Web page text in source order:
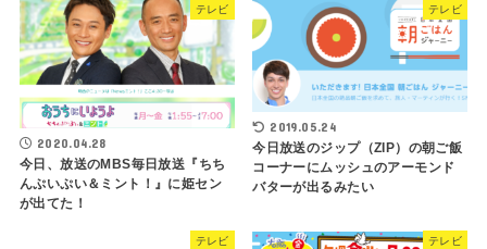
テレビ
2020.04.28
今日、放送のMBS毎日放送『ちち
んぷいぷい＆ミント！』に姫セン
が出てた！
テレビ
2019.05.24
今日放送のジップ（ZIP）の朝ご飯
コーナーにムッシュのアーモンド
バターが出るみたい
テレビ テレビ